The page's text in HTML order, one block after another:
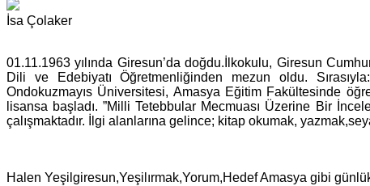
İsa Çolaker
01.11.1963 yılında Giresun’da doğdu.İlkokulu, Giresun
Dili ve Edebiyatı Öğretmenliğinden mezun oldu.
Ondokuzmayıs Üniversitesi, Amasya Eğitim Fakültesinde
lisansa başladı. ”Milli Tetebbular Mecmuası Üzerine Bir
çalışmaktadır. İlgi alanlarına gelince; kitap okumak,
Halen Yeşilgiresun,Yeşilırmak,Yorum,Hedef Amasya gibi